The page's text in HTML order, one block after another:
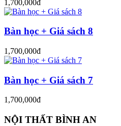
1,700,000đ
Bàn học + Giá sách 8
1,700,000đ
Bàn học + Giá sách 7
1,700,000đ
NỘI THẤT BÌNH AN